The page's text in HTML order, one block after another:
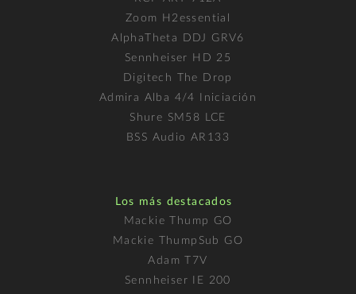
Zoom H2essential
AlphaTheta DDJ GRV6
Sennheiser HD 25
Digitech The Drop
Admira Alba 4/4 Iniciación
Shure SM58 LCE
BSS Audio AR133
Los más destacados
Mackie Thump GO
Mackie ThumpSub GO
Adam T7V
Sennheiser IE 200